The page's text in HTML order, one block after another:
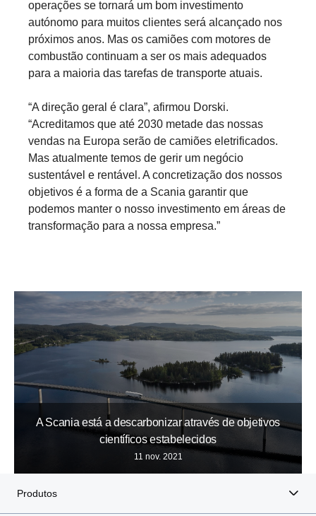
operações se tornará um bom investimento
autónomo para muitos clientes será alcançado nos
próximos anos. Mas os camiões com motores de
combustão continuam a ser os mais adequados
para a maioria das tarefas de transporte atuais.
“A direção geral é clara”, afirmou Dorski.
“Acreditamos que até 2030 metade das nossas
vendas na Europa serão de camiões eletrificados.
Mas atualmente temos de gerir um negócio
sustentável e rentável. A concretização dos nossos
objetivos é a forma de a Scania garantir que
podemos manter o nosso investimento em áreas de
transformação para a nossa empresa.”
A Scania está a descarbonizar através de objetivos
científicos estabelecidos
11 nov. 2021
Produtos